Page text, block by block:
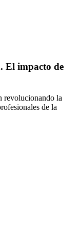
El impacto de
revolucionando la
de la